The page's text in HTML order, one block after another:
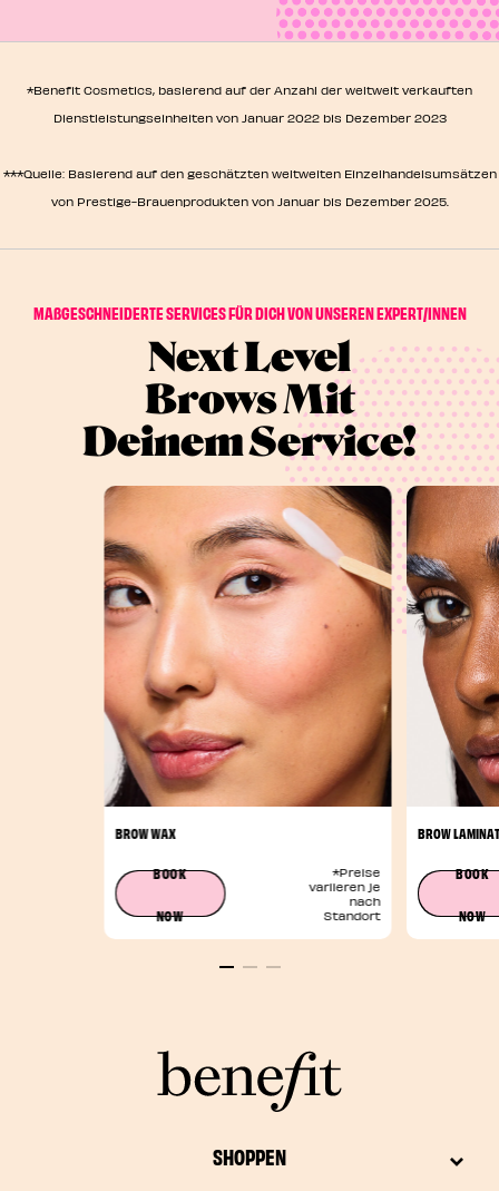
Beauty-Expert*innen, die nur darauf warten, dir tolle
Augenbrauen zu machen, sich liebevoll deinen Wimpern
unseren Store Locator, um den nächsten Standort für
*Benefit Cosmetics, basierend auf der Anzahl der weltweit verkauften
Dienstleistungseinheiten von Januar 2022 bis Dezember 2023
***Quelle: Basierend auf den geschätzten weltweiten Einzelhandelsumsätzen
von Prestige-Brauenprodukten von Januar bis Dezember 2025.
MAßGESCHNEIDERTE SERVICES FÜR DICH VON UNSEREN EXPERT/INNEN
Next Level
Brows Mit
Deinem Service!
BROW WAX
BOOK
NOW
*Preise
variieren je
nach
Standort
BROW
BOOK
NOW
SHOPPEN